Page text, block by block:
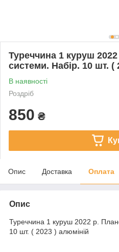
Туреччина 1 куруш
системи. Набір. 10 шт. (
В наявності
Роздріб
850 ₴
Опис Доставка Оплата
Опис
Туреччина 1 куруш 2022 р.
10 шт. ( 2023 ) алюміній